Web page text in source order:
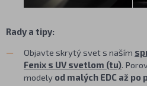
Rady a tipy:
Objavte skrytý svet s naším
Fenix s UV svetlom (tu).
modely od malých EDC až